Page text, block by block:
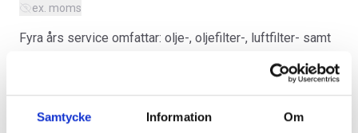
Samtycke Information Om
SVARTA RAM EMBLEM I
kr
RAMBOX KIT
1 960
ex. moms
Fyra års service omfattar: olje-, oljefilter-, luftfilter- samt
datadiagnos, uppdatering av programvara, recall kontroll
och utvändig tvätt. Denna paket avser 5.5 L LT6 V8.
Kategorier:Chevrolet Corvette C8,Diverse